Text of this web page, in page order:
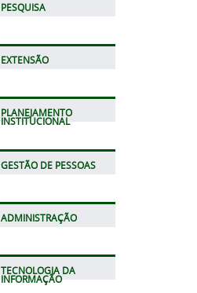
PESQUISA
EXTENSÃO
PLANEJAMENTO
INSTITUCIONAL
GESTÃO DE PESSOAS
ADMINISTRAÇÃO
TECNOLOGIA DA
INFORMAÇÃO